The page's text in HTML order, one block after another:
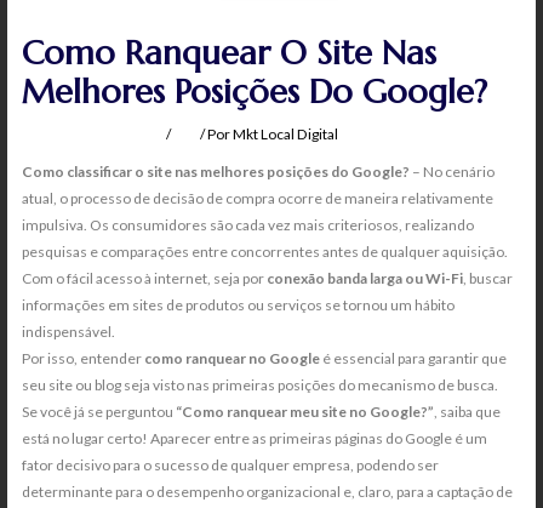
Como Ranquear O Site Nas
Melhores Posições Do Google?
/ / PorMkt Local Digital
Como classificar o site nas melhores posições do Google? – No cenário
atual, o processo de decisão de compra ocorre de maneira relativamente
impulsiva. Os consumidores são cada vez mais criteriosos, realizando
pesquisas e comparações entre concorrentes antes de qualquer aquisição.
Com o fácil acesso à internet, seja por conexão banda larga ou Wi-Fi, buscar
informações em sites de produtos ou serviços se tornou um hábito
indispensável.
Por isso, entender como ranquear no Google é essencial para garantir que
seu site ou blog seja visto nas primeiras posições do mecanismo de busca.
Se você já se perguntou “Como ranquear meu site no Google?”, saiba que
está no lugar certo! Aparecer entre as primeiras páginas do Google é um
fator decisivo para o sucesso de qualquer empresa, podendo ser
determinante para o desempenho organizacional e, claro, para a captação de